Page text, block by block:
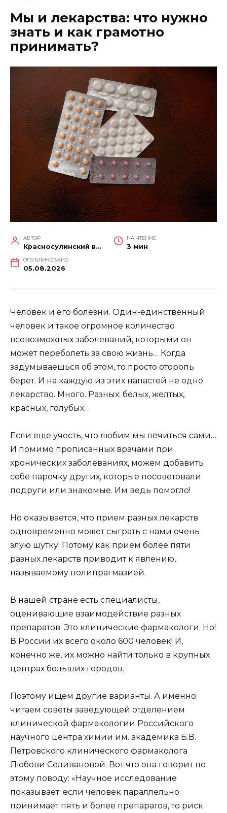
Мы и лекарства: что нужно
знать и как грамотно
принимать?
АВТОР
Красносулинский вестник
НА ЧТЕНИЕ
3 мин
ОПУБЛИКОВАНО
05.08.2026
Человек и его болезни. Один-единственный
человек и такое огромное количество
всевозможных заболеваний, которыми он
может переболеть за свою жизнь… Когда
задумываешься об этом, то просто оторопь
берет. И на каждую из этих напастей не одно
лекарство. Много. Разных: белых, желтых,
красных, голубых…
Если еще учесть, что любим мы лечиться сами…
И помимо прописанных врачами при
хронических заболеваниях, можем добавить
себе парочку других, которые посоветовали
подруги или знакомые. Им ведь помогло!
Но оказывается, что прием разных лекарств
одновременно может сыграть с нами очень
злую шутку. Потому как прием более пяти
разных лекарств приводит к явлению,
называемому полипрагмазией.
В нашей стране есть специалисты,
оценивающие взаимодействие разных
препаратов. Это клинические фармакологи. Но!
В России их всего около 600 человек! И,
конечно же, их можно найти только в крупных
центрах больших городов.
Поэтому ищем другие варианты. А именно:
читаем советы заведующей отделением
клинической фармакологии Российского
научного центра химии им. академика Б.В.
Петровского клинического фармаколога
Любови Селивановой. Вот что она говорит по
этому поводу: «Научное исследование
показывает: если человек параллельно
принимает пять и более препаратов, то риск